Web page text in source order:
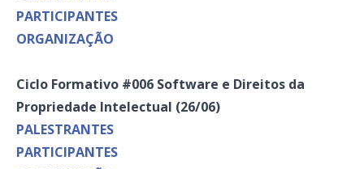
PARTICIPANTES
ORGANIZAÇÃO
Ciclo Formativo #006 Software e Direitos da
Propriedade Intelectual (26/06)
PALESTRANTES
PARTICIPANTES